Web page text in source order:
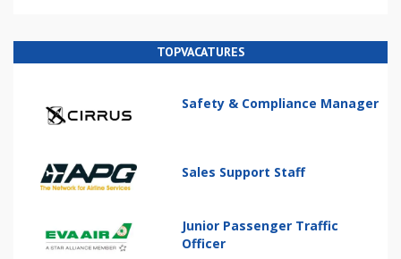
TOPVACATURES
Safety & Compliance Manager
Sales Support Staff
Junior Passenger Traffic
Officer